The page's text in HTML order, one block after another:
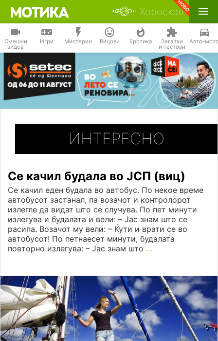
Хороскоп
Смешни
видеа
Игри Мистерии Вицови Еротика Загатки
и тестови
Авто-
ИНТЕРЕСНО
Се качил будала во ЈСП (виц)
Се качил еден будала во автобус. По некое време
автобусот застанал, па возачот и контролорот
излегле да видат што се случува. По пет минути
излегува и будалата и вели: – Јас знам што се
расипа. Возачот му вели: – Ќути и врати се во
автобусот! По петнаесет минути, будалата
повторно излегува: – Јас знам што …